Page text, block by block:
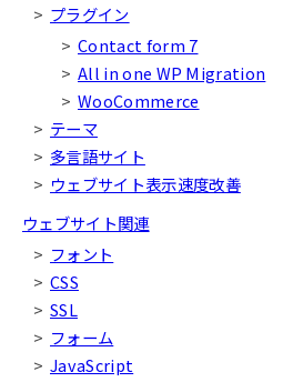
プラグイン
Contact form 7
All in one WP Migration
WooCommerce
テーマ
多言語サイト
ウェブサイト表示速度改善
ウェブサイト関連
フォント
CSS
SSL
フォーム
JavaScript